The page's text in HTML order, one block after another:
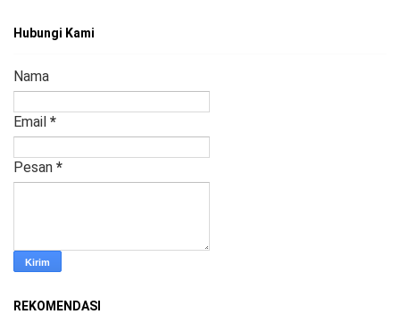
Hubungi Kami
Nama
Email *
Pesan *
REKOMENDASI